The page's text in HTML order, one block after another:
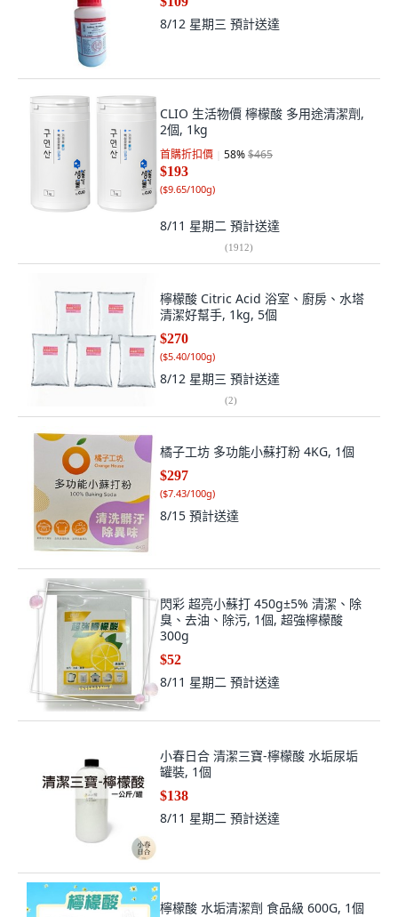
8/12 星期三 預計送達
CLIO 生活物價 檸檬酸 多用途清潔劑,
2個, 1kg
首購折扣價 58%$465
$193
($9.65/100g)
8/11 星期二 預計送達
(1912)
檸檬酸 Citric Acid 浴室、廚房、水塔
清潔好幫手, 1kg, 5個
$270
($5.40/100g)
8/12 星期三 預計送達
(2)
橘子工坊 多功能小蘇打粉 4KG, 1個
$297
($7.43/100g)
8/15 預計送達
閃彩 超亮小蘇打 450g±5% 清潔、除
臭、去油、除污, 1個, 超強檸檬酸
300g
$52
8/11 星期二 預計送達
小春日合 清潔三寶-檸檬酸 水垢尿垢
罐裝, 1個
$138
8/11 星期二 預計送達
檸檬酸 水垢清潔劑 食品級 600G, 1個